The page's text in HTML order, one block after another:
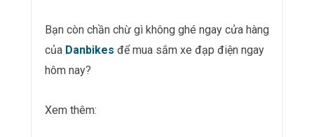
Bạn còn chần chừ gì không ghé ngay cửa hàng
của Danbikes để mua sắm xe đạp điện ngay
hôm nay?
Xem thêm: